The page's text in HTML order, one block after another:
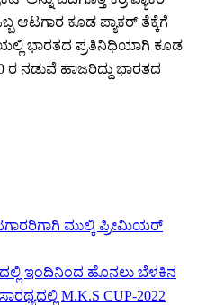
ಆಟಗಾರ ಕೂಡ ಪ್ಯಾಕರ್ ತೆಕ್ಕೆಗೆ
ಭಾರತದ ಪ್ರತಿನಿಧಿಯಾಗಿ ಕೂಡ
ರ ನಡುವೆ ಹಾಜರಿದ್ದು ಭಾರತದ
ಮುಲ್ಕಿ ಪ್ರೀಮಿಯರ್‌
ಇಂದಿನಿಂದ ಹೊನಲು ಬೆಳಕಿನ
M.K.S CUP-2022